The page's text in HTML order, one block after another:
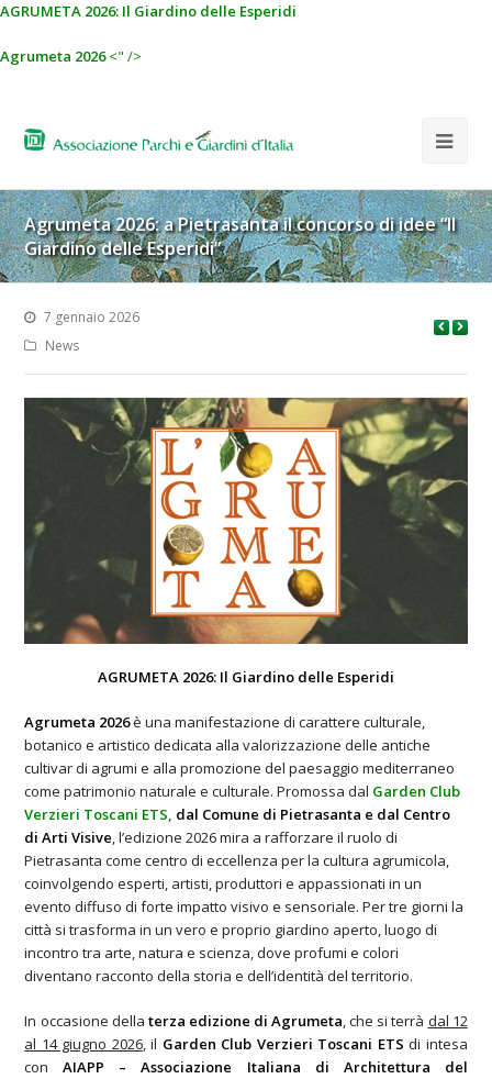
AGRUMETA 2026: Il Giardino delle Esperidi
Agrumeta 2026<" />
Agrumeta 2026: a Pietrasanta il concorso di idee “Il
Giardino delle Esperidi”
7 gennaio 2026
News
AGRUMETA 2026: Il Giardino delle Esperidi
Agrumeta 2026è una manifestazione di carattere culturale,
botanico e artistico dedicata alla valorizzazione delle antiche
cultivar di agrumi e alla promozione del paesaggio mediterraneo
come patrimonio naturale e culturale. Promossa dal Garden Club
Verzieri Toscani ETS, dal Comune di Pietrasanta e dal Centro
di Arti Visive, l’edizione 2026 mira a rafforzare il ruolo di
Pietrasanta come centro di eccellenza per la cultura agrumicola,
coinvolgendo esperti, artisti, produttori e appassionati in un
evento diffuso di forte impatto visivo e sensoriale. Per tre giorni la
città si trasforma in un vero e proprio giardino aperto, luogo di
incontro tra arte, natura e scienza, dove profumi e colori
diventano racconto della storia e dell’identità del territorio.
In occasione della terza edizione di Agrumeta, che si terrà dal 12
al 14 giugno 2026, il Garden Club Verzieri Toscani ETS di intesa
conAIAPP – Associazione Italiana di Architettura del